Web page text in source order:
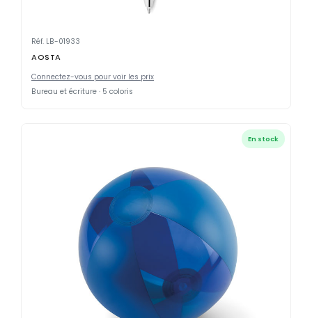
Réf. LB-01933
AOSTA
Connectez-vous pour voir les prix
Bureau et écriture · 5 coloris
En stock